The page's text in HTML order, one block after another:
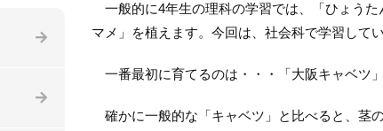
一般的に4年生の理科の学習では、「ひょう
マメ」を植えます。今回は、社会科で学習して
一番最初に育てるのは・・・「大阪キャベツ」
確かに一般的な「キャベツ」と比べると、茎